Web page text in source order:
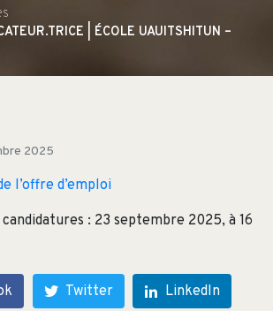
| ÉCOLE UAUITSHITUN –
2025
l’offre d’emploi
: 23 septembre 2025, à 16
Twitter LinkedIn